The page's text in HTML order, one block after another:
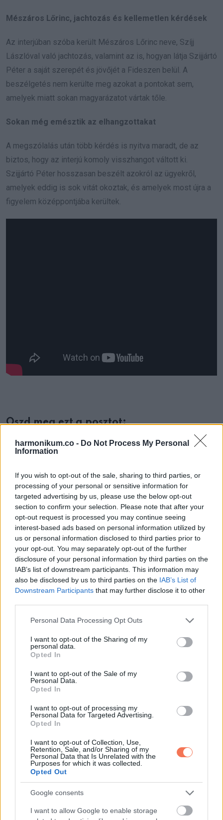
harmonikum.co - Do Not Process My Personal
Information
If you wish to opt-out of the sale, sharing to third parties, or
processing of your personal or sensitive information for
targeted advertising by us, please use the below opt-out
section to confirm your selection. Please note that after your
opt-out request is processed you may continue seeing
interest-based ads based on personal information utilized by
us or personal information disclosed to third parties prior to
your opt-out. You may separately opt-out of the further
disclosure of your personal information by third parties on the
IAB’s list of downstream participants. This information may
also be disclosed by us to third parties on the IAB’s List of
Downstream Participants that may further disclose it to other
Please note that this website/app uses one or more Google
not limited to your visit or usage behaviour. You may click to
grant or deny consent to Google and its third-party tags to
use your data for below specified purposes in below Google
consent section.
Personal Data Processing Opt Outs
I want to opt-out of the Sharing of my
personal data.
Opted In
I want to opt-out of the Sale of my
Personal Data.
Opted In
I want to opt-out of processing my
Personal Data for Targeted Advertising.
Opted In
I want to opt-out of Collection, Use,
Retention, Sale, and/or Sharing of my
Personal Data that Is Unrelated with the
Purposes for which it was collected.
Opted Out
Google consents
I want to allow Google to enable storage
Mészáros Lőrinc, jachtozás és kellemetlen kérdések
Az interjúban szóba került Mészáros Lőrinc neve, Szíjj
Lászlóval való jachtozás, valamint az is, hogyan látja Szijjártó
Péter a saját szerepét és jövőjét a Fideszen belül. A
beszélgetés nem kerülte meg azokat a pontokat sem,
amelyek miatt sokan magyarázatot vártak tőle.
Sokan még emésztik az elhangzottakat
A megszólalás után több kérdés is nyitva maradt, de az
biztos, hogy az interjú komoly visszhangot váltott ki.
Szijjártó Péter hosszasan beszélt azokról az ügyekről,
amelyek eddig is sok vitát okoztak, és amelyek most újra a
figyelem középpontjába kerültek.
Oszd meg ezt a posztot:
Email
ELŐZŐ POSZT
Amit tudni érdemes, ha egy elhunyt
hamvait kapod meg
KÖVETKEZŐ POSZT
A férjem karácsony este otthon hagyott
engem és a gyerekeket, hogy az irodai
További bejegyzések